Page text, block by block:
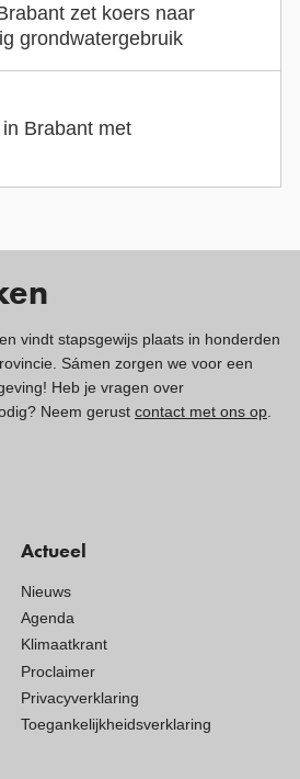
zet koers naar
grondwatergebruik
Brabant met
Actueel
Nieuws
Agenda
Klimaatkrant
Proclaimer
Privacyverklaring
Toegankelijkheidsverklaring
vindt stapsgewijs plaats in honderden
Sámen zorgen we voor een
Heb je vragen over
Neem gerust contact met ons op.